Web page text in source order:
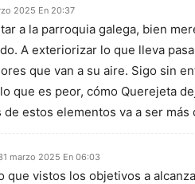
2025 En 20:37
a la parroquia galega, bien
A exteriorizar lo que lleva
que van a su aire. Sigo sin
que es peor, cómo Querejeta
de estos elementos va a ser más
marzo 2025 En 06:03
que vistos los objetivos a